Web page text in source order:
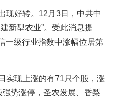
沥青期货连续两日涨逾3% 沪银及两粕涨势喜人
恒生聚源：北斗收官之星发射成功，全产业链
济安金信：中国基金市场数据分析周报（2020.
现好转。12月3日，中共中
新型农业”。受此消息提
一级行业指数中涨幅位居第
实现上涨的有71只个股，涨
势涨停，圣农发展、香梨